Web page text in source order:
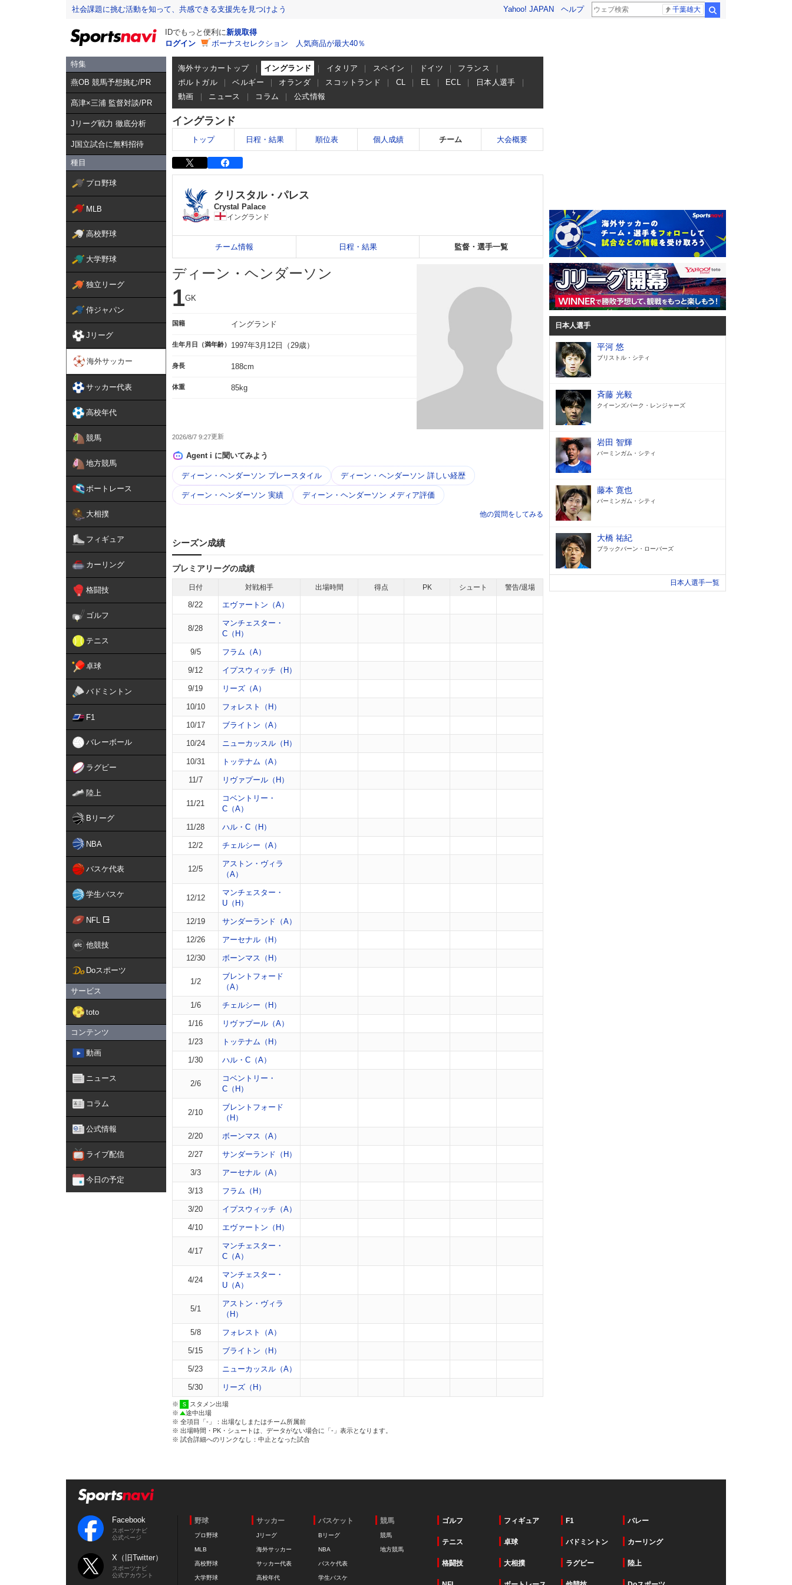
社会課題に挑む活動を知って、共感できる支援先を見つけよう Yahoo! JAPAN ヘルプ 千葉雄大
IDでもっと便利に新規取得
ログイン
ボーナスセレクション 人気商品が最大40％
特集
燕OB 競馬予想挑む/PR
髙津×三浦 監督対談/PR
Jリーグ戦力 徹底分析
J国立試合に無料招待
種目
プロ野球
MLB
高校野球
大学野球
独立リーグ
侍ジャパン
Jリーグ
海外サッカー
サッカー代表
高校年代
競馬
地方競馬
ボートレース
大相撲
フィギュア
カーリング
格闘技
ゴルフ
テニス
卓球
バドミントン
F1
バレーボール
ラグビー
陸上
Bリーグ
NBA
バスケ代表
学生バスケ
NFL
他競技
Doスポーツ
サービス
toto
コンテンツ
動画
ニュース
コラム
公式情報
ライブ配信
今日の予定
海外サッカートップ イングランド イタリア スペイン ドイツ
フランス
ポルトガル
ベルギー オランダ スコットランド CL EL ECL
日本人選手
動画
ニュース コラム 公式情報
イングランド
トップ 日程・結果 順位表 個人成績 チーム 大会概要
クリスタル・パレス
Crystal Palace
イングランド
チーム情報 日程・結果 監督・選手一覧
ディーン・ヘンダーソン
1GK
国籍 イングランド
生年月日（満年齢） 1997年3月12日（29歳）
身長 188cm
体重 85kg
2026/8/7 9:27
Agent i に聞いてみよう
ディーン・ヘンダーソン プレースタイル ディーン・ヘンダーソン 詳しい経歴
ディーン・ヘンダーソン 実績 ディーン・ヘンダーソン メディア評価
他の質問をしてみる
シーズン成績
プレミアリーグの成績
日付 対戦相手 出場時間 得点 PK シュート 警告/退場
8/22 エヴァートン（A）
8/28
マンチェスター・
C（H）
9/5 フラム（A）
9/12 イプスウィッチ（H）
9/19 リーズ（A）
10/10 フォレスト（H）
10/17 ブライトン（A）
10/24 ニューカッスル（H）
10/31 トッテナム（A）
11/7 リヴァプール（H）
11/21
コベントリー・
C（A）
11/28 ハル・C（H）
12/2 チェルシー（A）
12/5
アストン・ヴィラ
（A）
12/12
マンチェスター・
U（H）
12/19 サンダーランド（A）
12/26 アーセナル（H）
12/30 ボーンマス（H）
1/2
ブレントフォード
（A）
1/6 チェルシー（H）
1/16 リヴァプール（A）
1/23 トッテナム（H）
1/30 ハル・C（A）
2/6
コベントリー・
C（H）
2/10
ブレントフォード
（H）
2/20 ボーンマス（A）
2/27 サンダーランド（H）
3/3 アーセナル（A）
3/13 フラム（H）
3/20 イプスウィッチ（A）
4/10 エヴァートン（H）
4/17
マンチェスター・
C（A）
4/24
マンチェスター・
U（A）
5/1
アストン・ヴィラ
（H）
5/8 フォレスト（A）
5/15 ブライトン（H）
5/23 ニューカッスル（A）
5/30 リーズ（H）
※
スタメン出場
※
途中出場
※ 全項目「-」：出場なしまたはチーム所属前
※ 出場時間・PK・シュートは、データがない場合に「-」表示となります。
※ 試合詳細へのリンクなし：中止となった試合
日本人選手
平河 悠
ブリストル・シティ
斉藤 光毅
クイーンズパーク・レンジャーズ
岩田 智輝
バーミンガム・シティ
藤本 寛也
バーミンガム・シティ
大橋 祐紀
ブラックバーン・ローバーズ
日本人選手一覧
Facebook
スポーツナビ
公式ページ
X（旧Twitter）
スポーツナビ
公式アカウント
野球
プロ野球
MLB
高校野球
大学野球
サッカー
Jリーグ
海外サッカー
サッカー代表
高校年代
バスケット
Bリーグ
NBA
バスケ代表
学生バスケ
競馬
競馬
地方競馬
ゴルフ フィギュア F1 バレー
テニス 卓球 バドミントン カーリング
格闘技 大相撲 ラグビー 陸上